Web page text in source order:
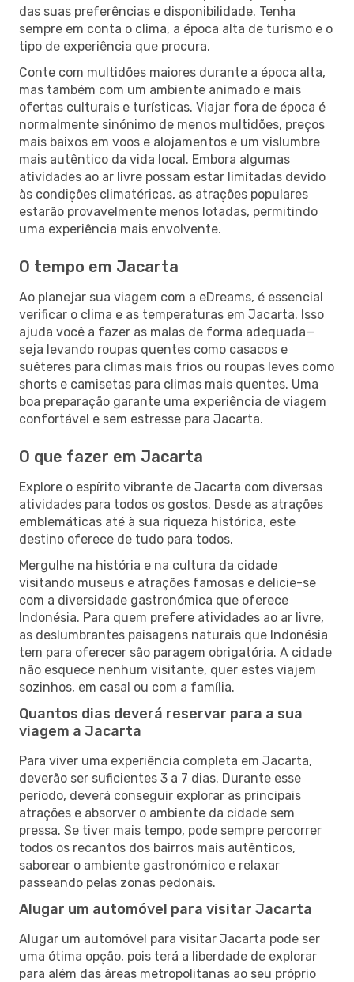
das suas preferências e disponibilidade. Tenha
sempre em conta o clima, a época alta de turismo e o
tipo de experiência que procura.
Conte com multidões maiores durante a época alta,
mas também com um ambiente animado e mais
ofertas culturais e turísticas. Viajar fora de época é
normalmente sinónimo de menos multidões, preços
mais baixos em voos e alojamentos e um vislumbre
mais autêntico da vida local. Embora algumas
atividades ao ar livre possam estar limitadas devido
às condições climatéricas, as atrações populares
estarão provavelmente menos lotadas, permitindo
uma experiência mais envolvente.
O tempo em Jacarta
Ao planejar sua viagem com a eDreams, é essencial
verificar o clima e as temperaturas em Jacarta. Isso
ajuda você a fazer as malas de forma adequada—
seja levando roupas quentes como casacos e
suéteres para climas mais frios ou roupas leves como
shorts e camisetas para climas mais quentes. Uma
boa preparação garante uma experiência de viagem
confortável e sem estresse para Jacarta.
O que fazer em Jacarta
Explore o espírito vibrante de Jacarta com diversas
atividades para todos os gostos. Desde as atrações
emblemáticas até à sua riqueza histórica, este
destino oferece de tudo para todos.
Mergulhe na história e na cultura da cidade
visitando museus e atrações famosas e delicie-se
com a diversidade gastronómica que oferece
Indonésia. Para quem prefere atividades ao ar livre,
as deslumbrantes paisagens naturais que Indonésia
tem para oferecer são paragem obrigatória. A cidade
não esquece nenhum visitante, quer estes viajem
sozinhos, em casal ou com a família.
Quantos dias deverá reservar para a sua
viagem a Jacarta
Para viver uma experiência completa em Jacarta,
deverão ser suficientes 3 a 7 dias. Durante esse
período, deverá conseguir explorar as principais
atrações e absorver o ambiente da cidade sem
pressa. Se tiver mais tempo, pode sempre percorrer
todos os recantos dos bairros mais autênticos,
saborear o ambiente gastronómico e relaxar
passeando pelas zonas pedonais.
Alugar um automóvel para visitar Jacarta
Alugar um automóvel para visitar Jacarta pode ser
uma ótima opção, pois terá a liberdade de explorar
para além das áreas metropolitanas ao seu próprio